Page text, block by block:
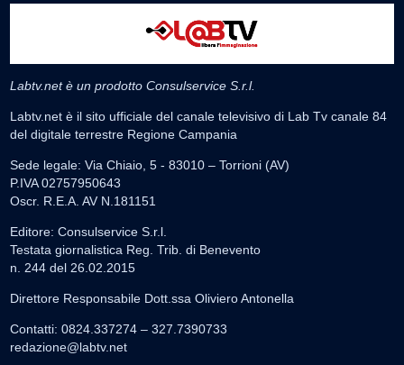
Labtv.net è un prodotto Consulservice S.r.l.
Labtv.net è il sito ufficiale del canale televisivo di Lab Tv canale 84
del digitale terrestre Regione Campania
Sede legale: Via Chiaio, 5 - 83010 – Torrioni (AV)
P.IVA 02757950643
Oscr. R.E.A. AV N.181151
Editore: Consulservice S.r.l.
Testata giornalistica Reg. Trib. di Benevento
n. 244 del 26.02.2015
Direttore Responsabile Dott.ssa Oliviero Antonella
Contatti: 0824.337274 – 327.7390733
redazione@labtv.net